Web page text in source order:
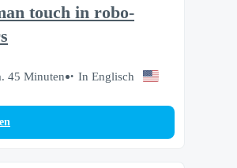
touch in robo-
45 Minuten In Englisch